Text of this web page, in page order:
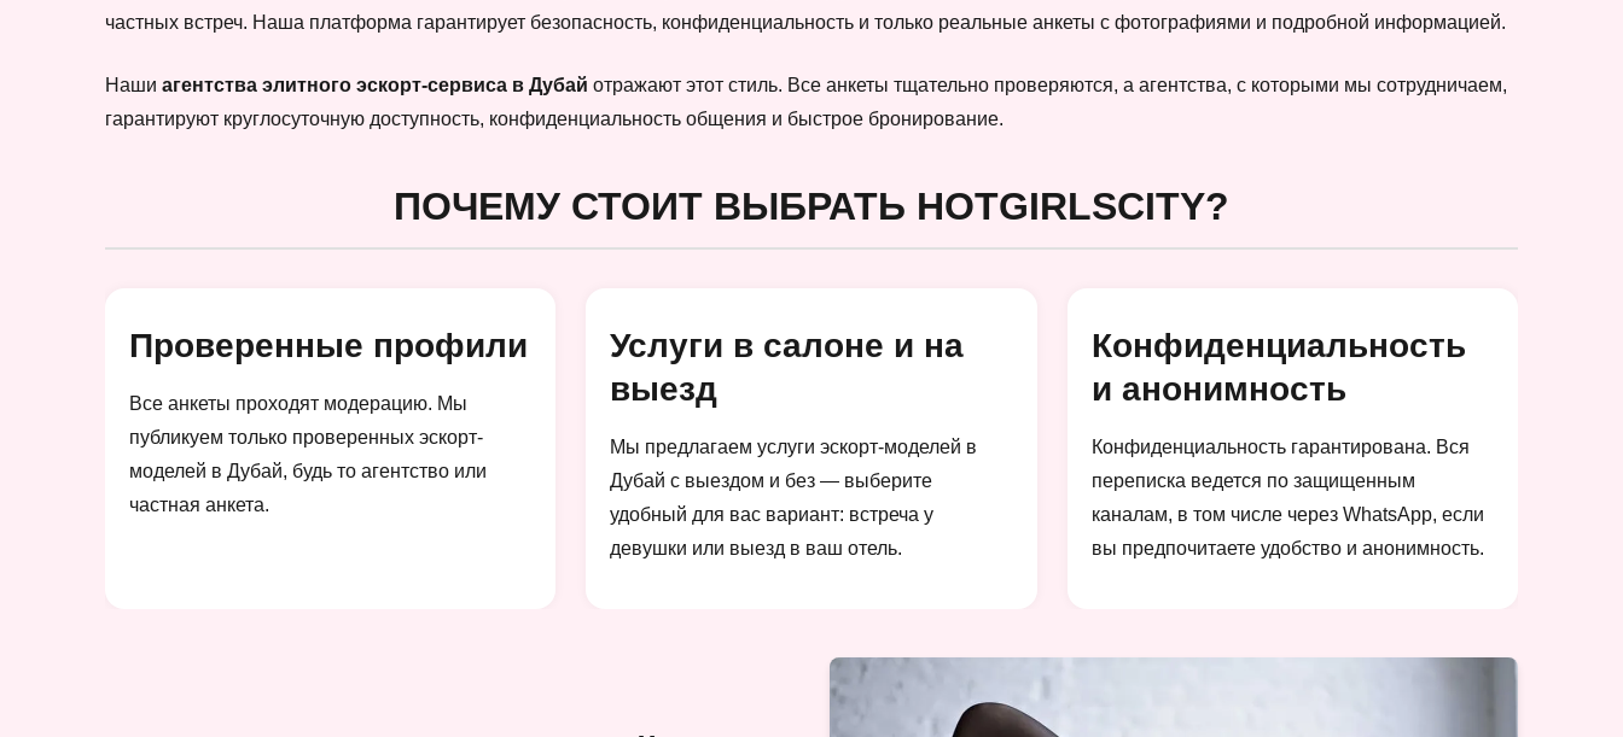
частных встреч. Наша платформа гарантирует безопасность, конфиденциальность и только реальные анкеты с фотографиями и подробной информацией.
Наши агентства элитного эскорт-сервиса в Дубай отражают этот стиль. Все анкеты тщательно проверяются, а агентства, с которыми мы сотрудничаем,
гарантируют круглосуточную доступность, конфиденциальность общения и быстрое бронирование.
ПОЧЕМУ СТОИТ ВЫБРАТЬ HOTGIRLSCITY?
Проверенные профили
Все анкеты проходят модерацию. Мы
публикуем только проверенных эскорт-
моделей в Дубай, будь то агентство или
частная анкета.
Услуги в салоне и на
выезд
Мы предлагаем услуги эскорт-моделей в
Дубай с выездом и без — выберите
удобный для вас вариант: встреча у
девушки или выезд в ваш отель.
Конфиденциальность
и анонимность
Конфиденциальность гарантирована. Вся
переписка ведется по защищенным
каналам, в том числе через WhatsApp, если
вы предпочитаете удобство и анонимность.